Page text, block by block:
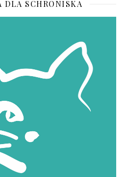
DLA SCHRONISKA